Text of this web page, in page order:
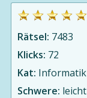
Rätsel: 7483
Klicks: 72
Kat: Informatik
Schwere: leicht